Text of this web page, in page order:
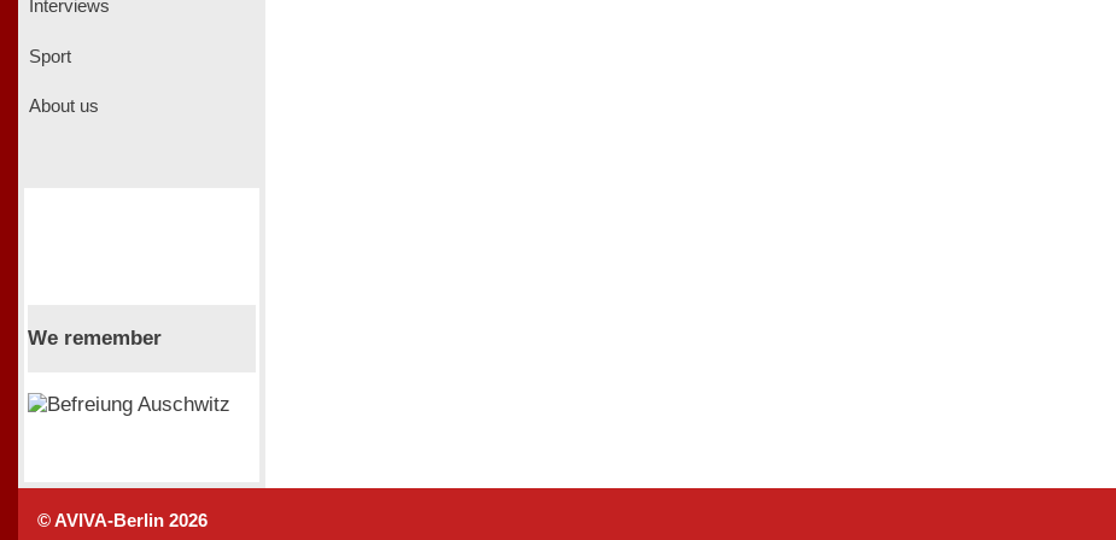
Interviews
Sport
About us
We remember
© AVIVA-Berlin 2026